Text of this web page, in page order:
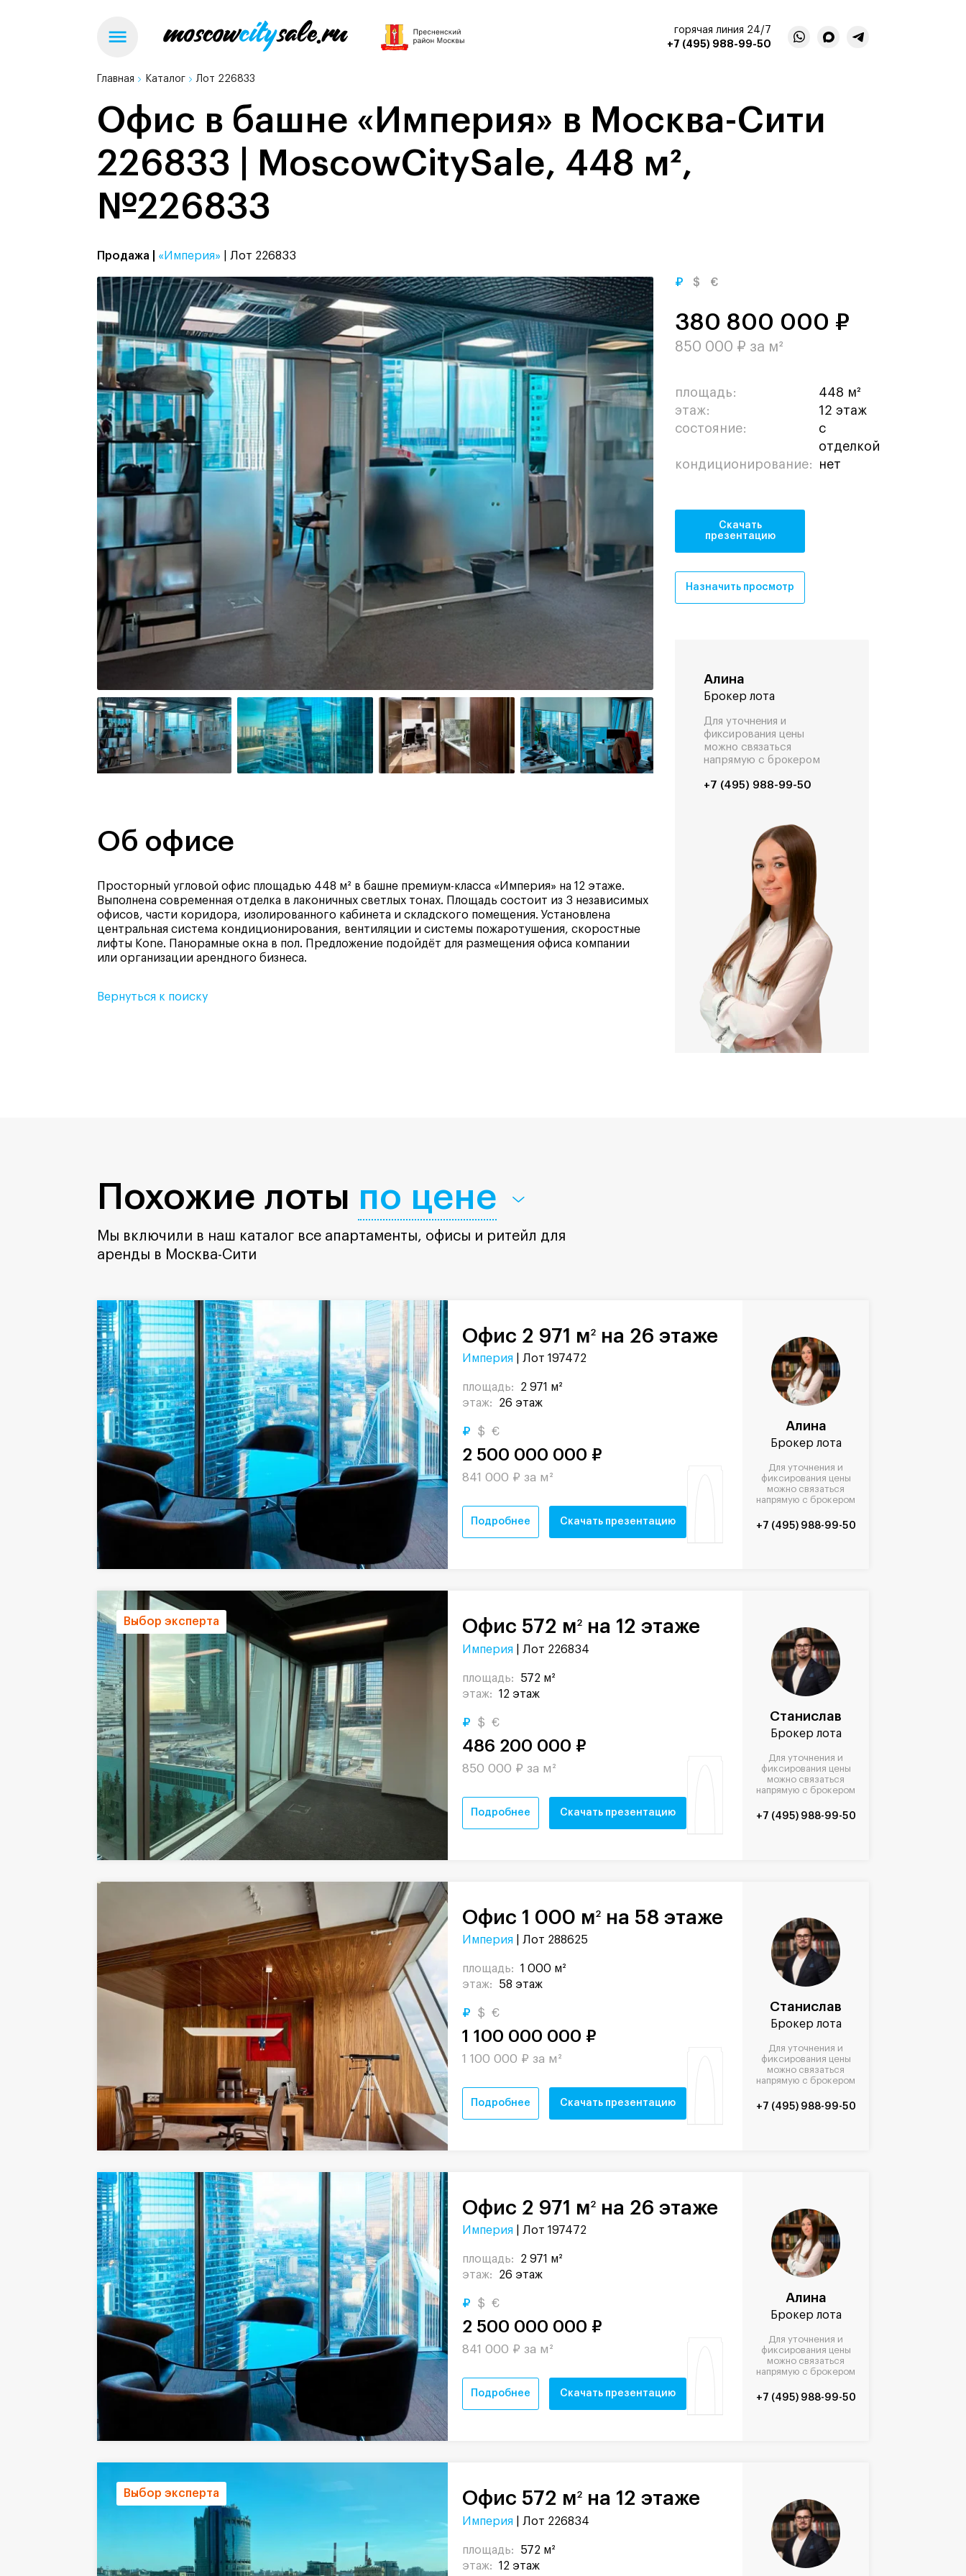
горячая линия 24/7
+7 (495) 988-99-50
Главная Каталог Лот 226833
Офис в башне «Империя» в Москва-Сити
226833 | MoscowCitySale, 448 м²,
№226833
Продажа | «Империя» | Лот 226833
Об офисе
Просторный угловой офис площадью 448 м² в башне премиум-класса «Империя» на 12 этаже.
Выполнена современная отделка в лаконичных светлых тонах. Площадь состоит из 3 независимых
офисов, части коридора, изолированного кабинета и складского помещения. Установлена
центральная система кондиционирования, вентиляции и системы пожаротушения, скоростные
лифты Kone. Панорамные окна в пол. Предложение подойдёт для размещения офиса компании
или организации арендного бизнеса.
Вернуться к поиску
₽ $ €
380 800 000 ₽
850 000 ₽ за м²
площадь:
448 м²
этаж:
12 этаж
состояние:
с
отделкой
кондиционирование:
нет
Скачать
презентацию
Назначить просмотр
Алина
Брокер лота
Для уточнения и
фиксирования цены
можно связаться
напрямую с брокером
+7 (495) 988-99-50
Похожие лоты по цене
Мы включили в наш каталог все апартаменты, офисы и ритейл для
аренды в Москва-Сити
Офис 2 971 м2 на 26 этаже
Империя | Лот 197472
площадь:
2 971 м²
этаж:
26 этаж
₽ $ €
2 500 000 000 ₽
841 000 ₽ за м²
Подробнее Скачать презентацию
Алина
Брокер лота
Для уточнения и
фиксирования цены
можно связаться
напрямую с брокером
+7 (495) 988-99-50
Выбор эксперта Офис 572 м2 на 12 этаже
Империя | Лот 226834
площадь:
572 м²
этаж:
12 этаж
₽ $ €
486 200 000 ₽
850 000 ₽ за м²
Подробнее Скачать презентацию
Станислав
Брокер лота
Для уточнения и
фиксирования цены
можно связаться
напрямую с брокером
+7 (495) 988-99-50
Офис 1 000 м2 на 58 этаже
Империя | Лот 288625
площадь:
1 000 м²
этаж:
58 этаж
₽ $ €
1 100 000 000 ₽
1 100 000 ₽ за м²
Подробнее Скачать презентацию
Станислав
Брокер лота
Для уточнения и
фиксирования цены
можно связаться
напрямую с брокером
+7 (495) 988-99-50
Офис 2 971 м2 на 26 этаже
Империя | Лот 197472
площадь:
2 971 м²
этаж:
26 этаж
₽ $ €
2 500 000 000 ₽
841 000 ₽ за м²
Подробнее Скачать презентацию
Алина
Брокер лота
Для уточнения и
фиксирования цены
можно связаться
напрямую с брокером
+7 (495) 988-99-50
Выбор эксперта Офис 572 м2 на 12 этаже
Империя | Лот 226834
площадь:
572 м²
этаж:
12 этаж